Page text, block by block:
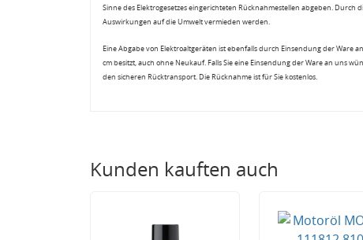
Sinne des Elektrogesetzes eingerichteten Rücknahmestellen abgeben.
Auswirkungen auf die Umwelt vermieden werden.
Eine Abgabe von Elektroaltgeräten ist ebenfalls durch Einsendung der Ware
cm besitzt, auch ohne Neukauf. Falls Sie eine Einsendung der Ware an uns
den sicheren Rücktransport. Die Rücknahme ist für Sie kostenlos.
Kunden kauften auch